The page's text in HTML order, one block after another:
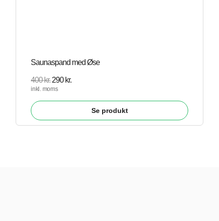
Saunaspand med Øse
400kr. 290 kr.
inkl. moms
Se produkt